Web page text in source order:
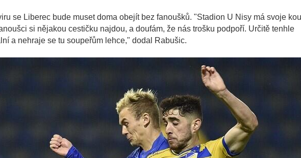
se Liberec bude muset doma obejít bez fanoušků. "Stadion U Nisy má svoje
si nějakou cestičku najdou, a doufám, že nás trošku podpoří. Určitě tenhle
a nehraje se tu soupeřům lehce," dodal Rabušic.